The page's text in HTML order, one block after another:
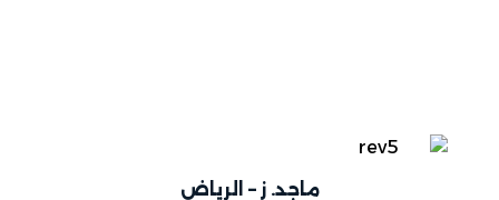
ماجد. ز – الرياض